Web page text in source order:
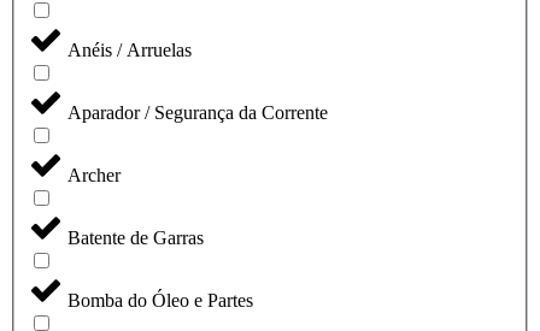
Anéis / Arruelas
Aparador / Segurança da Corrente
Archer
Batente de Garras
Bomba do Óleo e Partes